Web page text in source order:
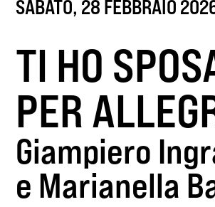
SABATO, 28 FEBBRAIO
TI HO
PER
Giampiero
e Marianella